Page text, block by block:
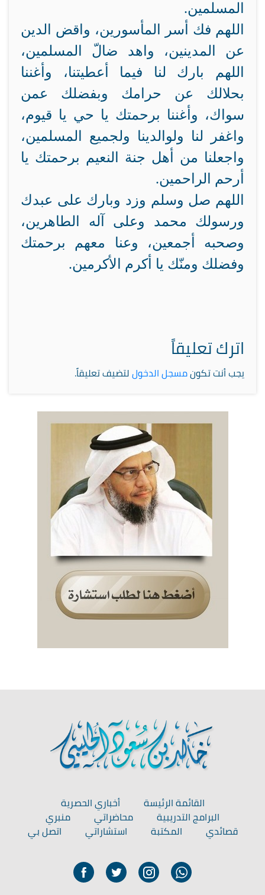
المسلمين.
اللهم فك أسر المأسورين، واقض الدين
عن المدينين، واهد ضالّ المسلمين،
اللهم بارك لنا فيما أعطيتنا، وأغننا
بحلالك عن حرامك وبفضلك عمن
سواك، وأغننا برحمتك يا حي يا قيوم،
واغفر لنا ولوالدينا ولجميع المسلمين،
واجعلنا من أهل جنة النعيم برحمتك يا
أرحم الراحمين.
اللهم صل وسلم وزد وبارك على عبدك
ورسولك محمد وعلى آله الطاهرين،
وصحبه أجمعين، وعنا معهم برحمتك
وفضلك ومنّك يا أكرم الأكرمين.
اترك تعليقاً
يجب أنت تكونمسجل الدخوللتضيف تعليقاً.
القائمة الرئيسة
أخباري الحصرية
البرامج التدريبية
محاضراتي
منبري
قصائدي
المكتبة استشاراتي اتصل بي